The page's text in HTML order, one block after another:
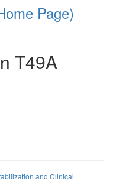
Page)
T49A
and Clinical